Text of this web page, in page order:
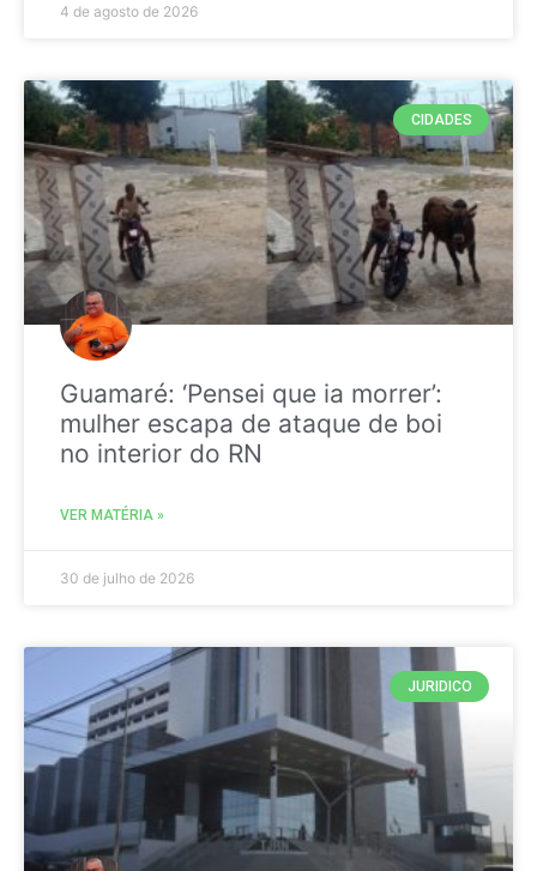
4 de agosto de 2026
CIDADES
Guamaré: ‘Pensei que ia morrer’:
mulher escapa de ataque de boi
no interior do RN
VER MATÉRIA »
30 de julho de 2026
JURIDICO